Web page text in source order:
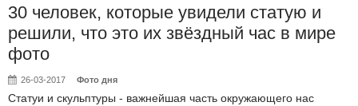
30 человек, которые увидели статую и
решили, что это их звёздный час в мире
фото
26-03-2017 Фото дня
Статуи и скульптуры - важнейшая часть окружающего нас